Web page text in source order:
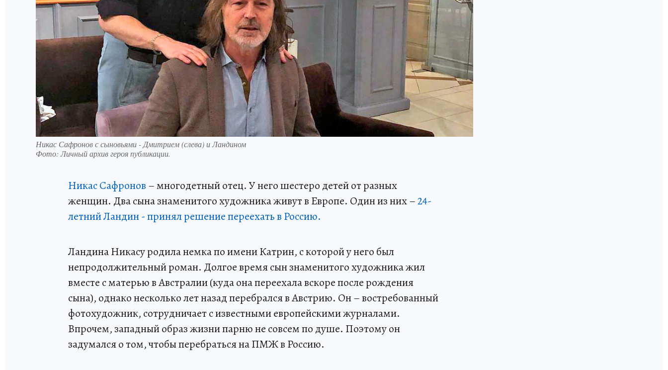
Никас Сафронов с сыновьями - Дмитрием (слева) и Ландином
Фото:Личный архив героя публикации.
Никас Сафронов – многодетный отец. У него шестеро детей от разных
женщин. Два сына знаменитого художника живут в Европе. Один из них –24-
летний Ландин - принял решение переехать в Россию.
Ландина Никасу родила немка по имени Катрин, с которой у него был
непродолжительный роман. Долгое время сын знаменитого художника жил
вместе с матерью в Австралии (куда она переехала вскоре после рождения
сына), однако несколько лет назад перебрался в Австрию. Он – востребованный
фотохудожник, сотрудничает с известными европейскими журналами.
Впрочем, западный образ жизни парню не совсем по душе. Поэтому он
задумался о том, чтобы перебраться на ПМЖ в Россию.